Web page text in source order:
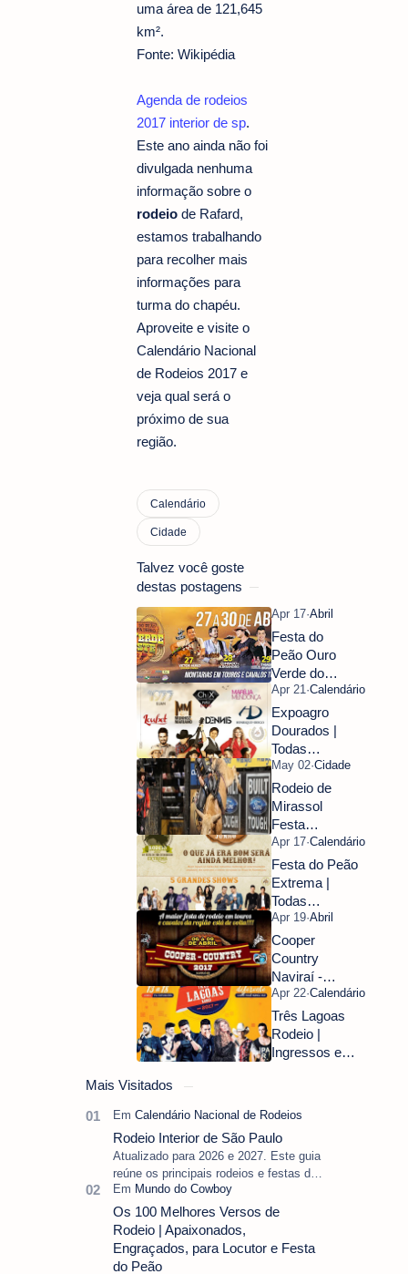
uma área de 121,645
km².
Fonte: Wikipédia
Agenda de rodeios
2017 interior de sp.
Este ano ainda não foi
divulgada nenhuma
informação sobre o
rodeio de Rafard,
estamos trabalhando
para recolher mais
informações para
turma do chapéu.
Aproveite e visite o
Calendário Nacional
de Rodeios 2017 e
veja qual será o
próximo de sua
região.
Talvez você goste
destas postagens
Festa do
Peão Ouro
Verde do
Oeste |
Informações.
Expoagro
Dourados |
Todas
informações
aqui.
Rodeio de
Mirassol
Festa
Completa
em HD
Assista Aqui
Festa do Peão
Extrema |
Todas
informações.
Cooper
Country
Naviraí -
Informações
veja aqui.
Três Lagoas
Rodeio |
Ingressos e
Mais Visitados
Rodeio Interior de São Paulo
Atualizado para 2026 e 2027. Este guia
reúne os principais rodeios e festas do
peão do interior de São Paulo,
separando as datas oficiais ainda vál…
Os 100 Melhores Versos de
Rodeio | Apaixonados,
Engraçados, para Locutor e Festa
do Peão